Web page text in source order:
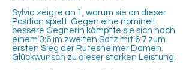
Sylvia zeigte an 1, warum sie an dieser
Position spielt. Gegen eine nominell
bessere Gegnerin kämpfte sie sich nach
einem 3:6 im zweiten Satz mit 6:7 zum
ersten Sieg der Rutesheimer Damen.
Glückwunsch zu dieser starken Leistung.